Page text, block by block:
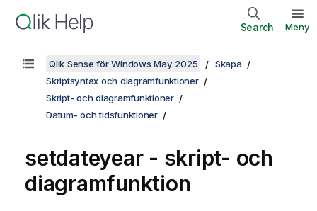
Search Meny
Qlik Sense för Windows May 2025
Skapa
Skriptsyntax och diagramfunktioner
Skript- och diagramfunktioner
Datum- och tidsfunktioner
setdateyear - skript- och
diagramfunktion